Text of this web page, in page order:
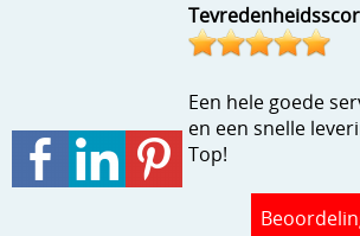
Een hele goede
en een snelle
Top!